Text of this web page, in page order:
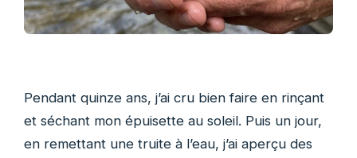
Pendant quinze ans, j’ai cru bien faire en rinçant
et séchant mon épuisette au soleil. Puis un jour,
en remettant une truite à l’eau, j’ai aperçu des